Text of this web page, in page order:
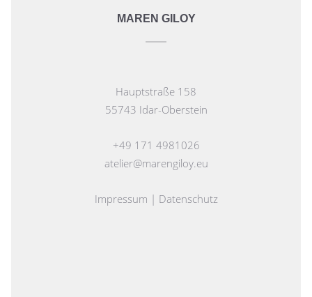
MAREN GILOY
Hauptstraße 158
55743 Idar-Oberstein
+49 171 4981026
atelier@marengiloy.eu
Impressum | Datenschutz